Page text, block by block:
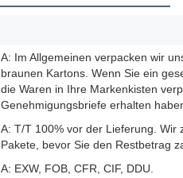
A: Im Allgemeinen verpacken wir
braunen Kartons. Wenn Sie ein
die Waren in Ihre Markenkisten
Genehmigungsbriefe erhalten
A: T/T 100% vor der Lieferung.
Pakete, bevor Sie den Restbetrag
A: EXW, FOB, CFR, CIF, DDU.